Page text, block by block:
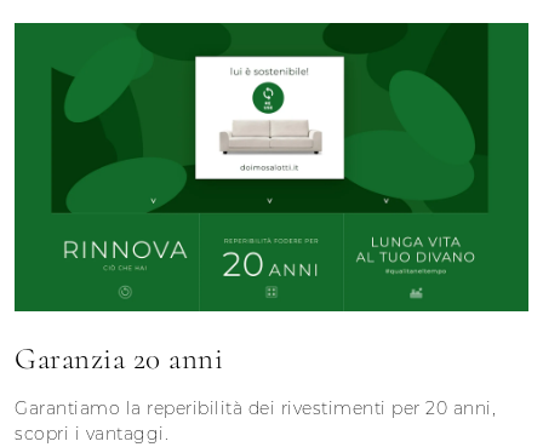
Garanzia 20 anni
Garantiamo la reperibilità dei rivestimenti per 20 anni,
scopri i vantaggi.